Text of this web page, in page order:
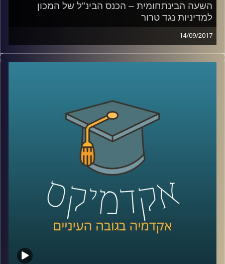
השעה הבינתחומית – הכנס הבינ"ל של המכון
למדיניות נגד טרור
14/09/2017
תכנית מיוחדת מהכנס הבינלאומי של המכון
ושאול שי, על מלחמת הגושים המתנהלת
במזרח התיכון.
AudioVersity